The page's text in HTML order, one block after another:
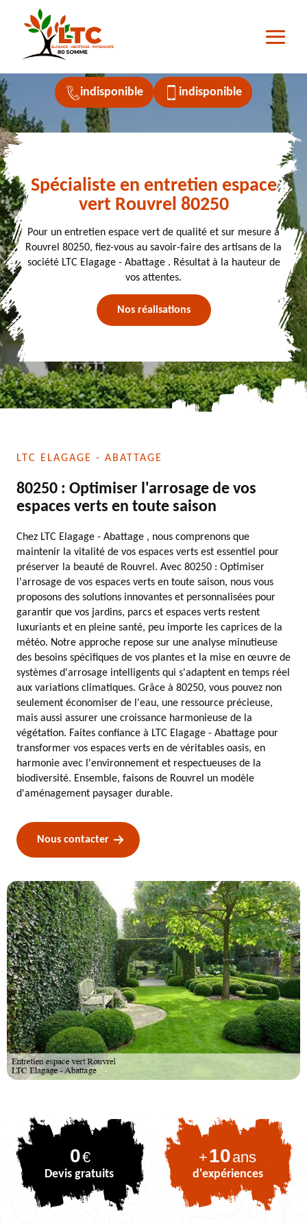
indisponible indisponible
Spécialiste en entretien espace
vert Rouvrel 80250
Pour un entretien espace vert de qualité et sur mesure à
Rouvrel 80250, fiez-vous au savoir-faire des artisans de la
société LTC Elagage - Abattage . Résultat à la hauteur de
vos attentes.
Nos réalisations
LTC ELAGAGE - ABATTAGE
80250 : Optimiser l'arrosage de vos
espaces verts en toute saison
Chez LTC Elagage - Abattage , nous comprenons que
maintenir la vitalité de vos espaces verts est essentiel pour
préserver la beauté de Rouvrel. Avec 80250 : Optimiser
l'arrosage de vos espaces verts en toute saison, nous vous
proposons des solutions innovantes et personnalisées pour
garantir que vos jardins, parcs et espaces verts restent
luxuriants et en pleine santé, peu importe les caprices de la
météo. Notre approche repose sur une analyse minutieuse
des besoins spécifiques de vos plantes et la mise en œuvre de
systèmes d'arrosage intelligents qui s'adaptent en temps réel
aux variations climatiques. Grâce à 80250, vous pouvez non
seulement économiser de l'eau, une ressource précieuse,
mais aussi assurer une croissance harmonieuse de la
végétation. Faites confiance à LTC Elagage - Abattage pour
transformer vos espaces verts en de véritables oasis, en
harmonie avec l'environnement et respectueuses de la
biodiversité. Ensemble, faisons de Rouvrel un modèle
d'aménagement paysager durable.
Nous contacter
0€
Devis gratuits
+10ans
d'expériences